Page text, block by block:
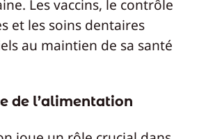
Les vaccins, le contrôle
et les soins dentaires
au maintien de sa santé
de l’alimentation